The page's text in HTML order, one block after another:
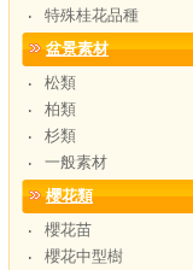
‧
特殊桂花品種
盆景素材
‧
松類
‧
柏類
‧
杉類
‧
一般素材
櫻花類
‧
櫻花苗
‧
櫻花中型樹